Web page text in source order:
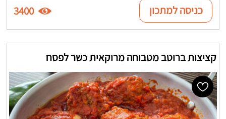
כניסה למתכון 3400
קציצות ברוטב מטבוחה מרוקאית כשר לפסח